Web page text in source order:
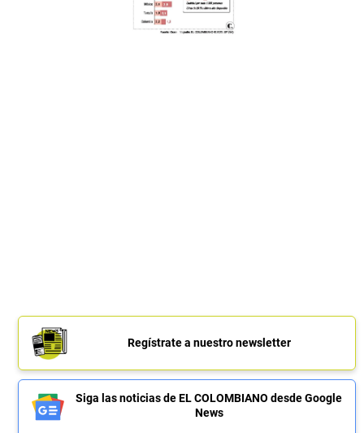
Regístrate a nuestro newsletter
Siga las noticias de EL COLOMBIANO desde Google
News